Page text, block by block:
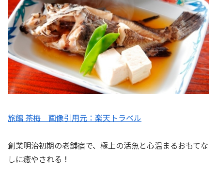
旅館 茶梅 画像引用元：楽天トラベル
創業明治初期の老舗宿で、極上の活魚と心温まるおもてな
しに癒やされる！